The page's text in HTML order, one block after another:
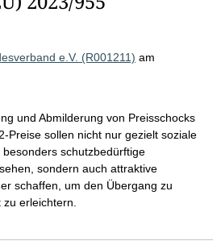
e.V. (R001211) am
und Abmilderung von Preisschocks
Preise sollen nicht nur gezielt soziale
schutzbedürftige
sondern auch attraktive
schaffen, um den Übergang zu
erleichtern.